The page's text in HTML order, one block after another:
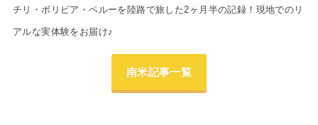
チリ・ボリビア・ペルーを陸路で旅した2ヶ月半の記録！現地でのリ
アルな実体験をお届け♪
南米記事一覧